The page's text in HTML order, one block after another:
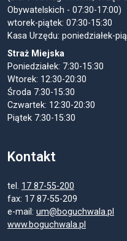
Obywatelskich - 07:30-17:00)
wtorek-piątek: 07:30-15:30
Kasa Urzędu: poniedziałek-
Straż Miejska
Poniedziałek: 7:30-15:30
Wtorek: 12:30-20:30
Środa 7:30-15:30
Czwartek: 12:30-20:30
Piątek 7:30-15:30
Kontakt
tel. 17 87-55-200
fax: 17 87-55-209
e-mail: um@boguchwala.pl
www.boguchwala.pl